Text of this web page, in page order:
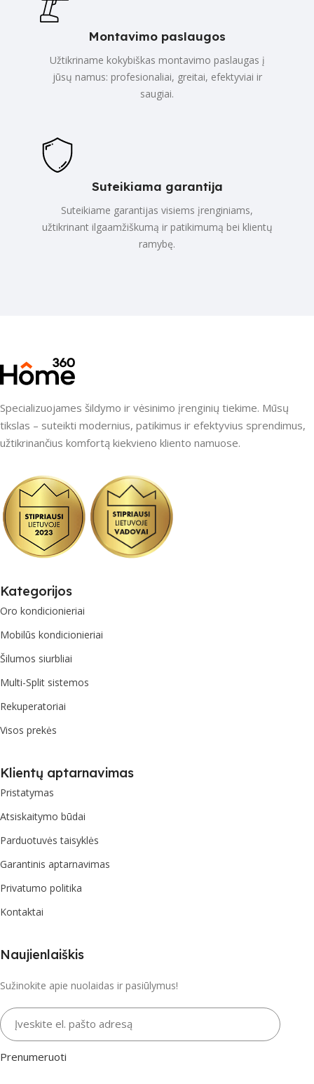
Montavimo paslaugos
Užtikriname kokybiškas montavimo paslaugas į
jūsų namus: profesionaliai, greitai, efektyviai ir
saugiai.
Suteikiama garantija
Suteikiame garantijas visiems įrenginiams,
užtikrinant ilgaamžiškumą ir patikimumą bei klientų
ramybę.
Specializuojames šildymo ir vėsinimo įrenginių tiekime. Mūsų
tikslas – suteikti modernius, patikimus ir efektyvius sprendimus,
užtikrinančius komfortą kiekvieno kliento namuose.
Kategorijos
Oro kondicionieriai
Mobilūs kondicionieriai
Šilumos siurbliai
Multi-Split sistemos
Rekuperatoriai
Visos prekės
Klientų aptarnavimas
Pristatymas
Atsiskaitymo būdai
Parduotuvės taisyklės
Garantinis aptarnavimas
Privatumo politika
Kontaktai
Naujienlaiškis
Sužinokite apie nuolaidas ir pasiūlymus!
Įveskite el. pašto adresą
Prenumeruoti